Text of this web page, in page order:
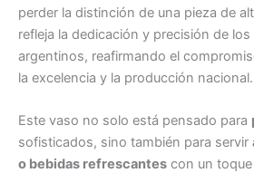
perder la distinción de una pieza de
refleja la dedicación y precisión de
argentinos, reafirmando el
la excelencia y la producción nacional.
Este vaso no solo está pensado para
sofisticados, sino también para servir
o bebidas refrescantes con un